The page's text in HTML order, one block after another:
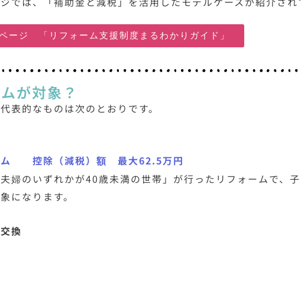
ージ 「リフォーム支援制度まるわかりガイド」
が対象？
表的なものは次のとおりです。
ム 控除（減税）額 最大62.5万円
夫婦のいずれかが40歳未満の世帯」が行ったリフォームで、
になります。
換